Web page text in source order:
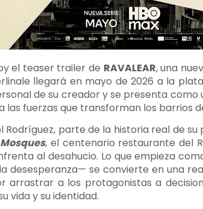
el teaser trailer de RAVALEAR, una
llegará en mayo de 2026 a la
de su creador y se presenta
las fuerzas que transforman los barrios
Rodríguez, parte de la historia real de
, el centenario restaurante del
al desahucio. Lo que empieza
desesperanza— se convierte en una
arrastrar a los protagonistas a
vida y su identidad.